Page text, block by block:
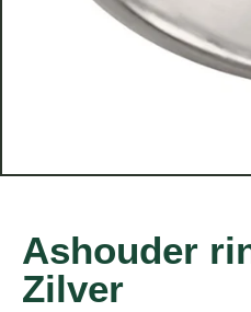
Ashouder
Zilver